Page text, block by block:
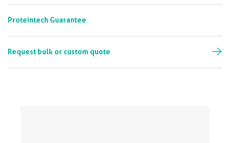
Proteintech Guarantee
Request bulk or custom quote